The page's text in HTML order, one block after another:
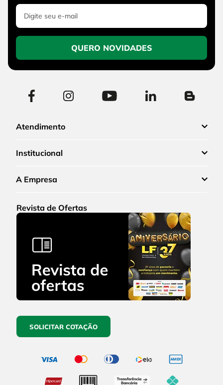
QUERO NOVIDADES
Atendimento
Institucional
A Empresa
Revista de Ofertas
SOLICITAR COTAÇÃO